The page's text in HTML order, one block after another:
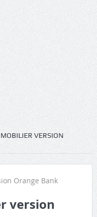
VERSION
version